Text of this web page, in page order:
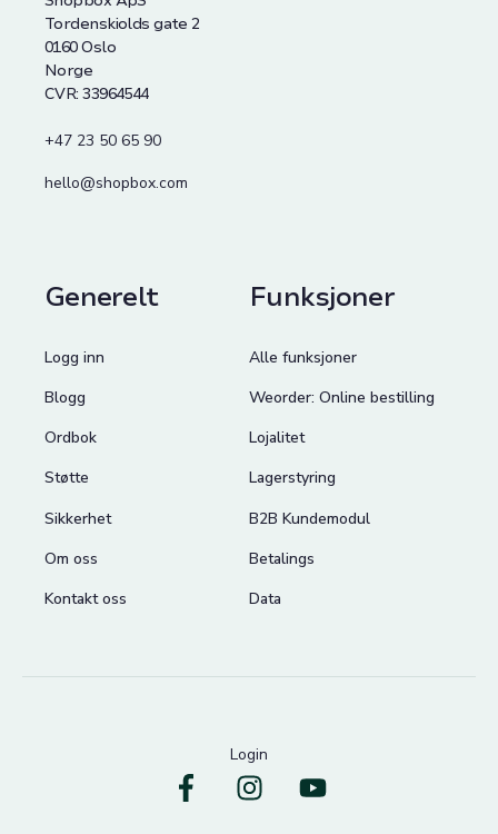
Tordenskiolds gate 2
0160 Oslo
Norge
CVR: 33964544
+47 23 50 65 90
hello@shopbox.com
Generelt
Logg inn
Blogg
Ordbok
Støtte
Sikkerhet
Om oss
Kontakt oss
Funksjoner
Alle funksjoner
Weorder: Online bestilling
Lojalitet
Lagerstyring
B2B Kundemodul
Betalings
Data
Login